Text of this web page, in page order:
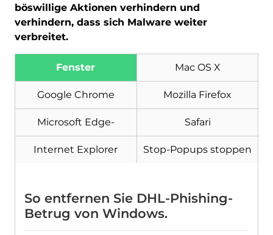
böswillige Aktionen verhindern und
verhindern, dass sich Malware weiter
verbreitet.
Fenster Mac OS X
Google Chrome Mozilla Firefox
Microsoft Edge- Safari
Internet Explorer Stop-Popups stoppen
So entfernen Sie DHL-Phishing-
Betrug von Windows.